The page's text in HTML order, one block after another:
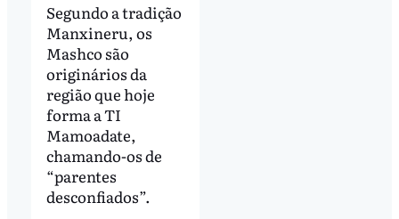
Segundo a tradição
Manxineru, os
Mashco são
originários da
região que hoje
forma a TI
Mamoadate,
chamando-os de
“parentes
desconfiados”.